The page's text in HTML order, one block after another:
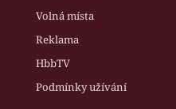
Volná místa
Reklama
HbbTV
Podmínky užívání